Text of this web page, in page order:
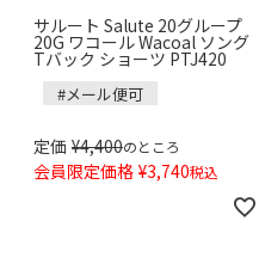
サルート Salute 20グループ
20G ワコール Wacoal ソング
Tバック ショーツ PTJ420
#メール便可
定価 ¥4,400のところ
会員限定価格 ¥3,740税込